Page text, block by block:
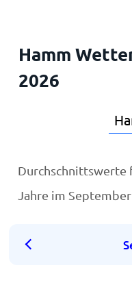
Hamm
2026
Durchschnittswerte
Jahre im September